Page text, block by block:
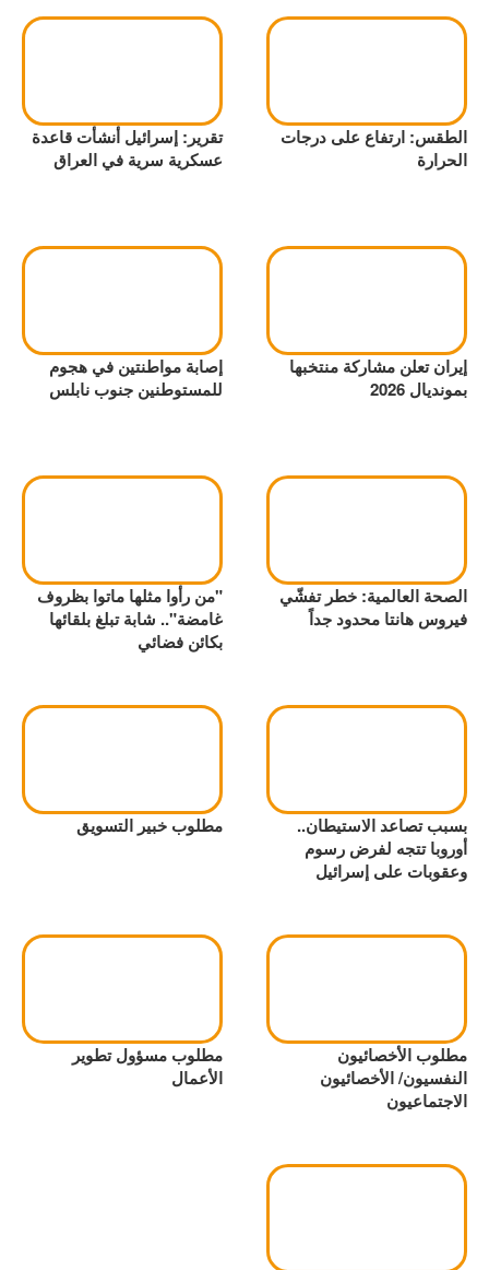
الطقس: ارتفاع على درجات
الحرارة
تقرير: إسرائيل أنشأت قاعدة
عسكرية سرية في العراق
إيران تعلن مشاركة منتخبها
بمونديال 2026
إصابة مواطنتين في هجوم
للمستوطنين جنوب نابلس
الصحة العالمية: خطر تفشّي
فيروس هانتا محدود جداً
"من رأوا مثلها ماتوا بظروف
غامضة".. شابة تبلغ بلقائها
بكائن فضائي
بسبب تصاعد الاستيطان..
أوروبا تتجه لفرض رسوم
وعقوبات على إسرائيل
مطلوب خبير التسويق
مطلوب الأخصائيون
النفسيون/ الأخصائيون
الاجتماعيون
مطلوب مسؤول تطوير
الأعمال